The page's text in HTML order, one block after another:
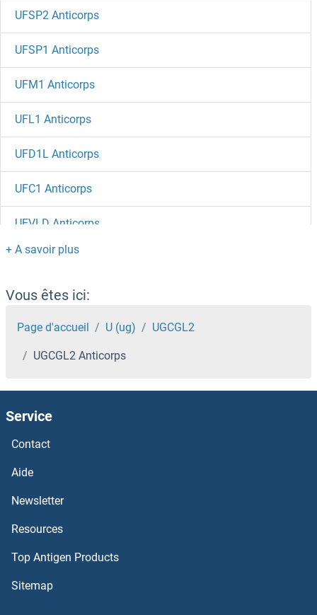
UFSP2 Anticorps
UFSP1 Anticorps
UFM1 Anticorps
UFL1 Anticorps
UFD1L Anticorps
UFC1 Anticorps
UEVLD Anticorps
UDP-Glucose Ceramide Glucosyltransferase Anticorps
UCP3 Anticorps
UCP2 Anticorps
UCKL1 Anticorps
UCK1 Anticorps
UCK Anticorps
Vous êtes ici:
Page d'accueil U (ug) UGCGL2
UGCGL2 Anticorps
Service
Contact
Aide
Newsletter
Resources
Top Antigen Products
Sitemap